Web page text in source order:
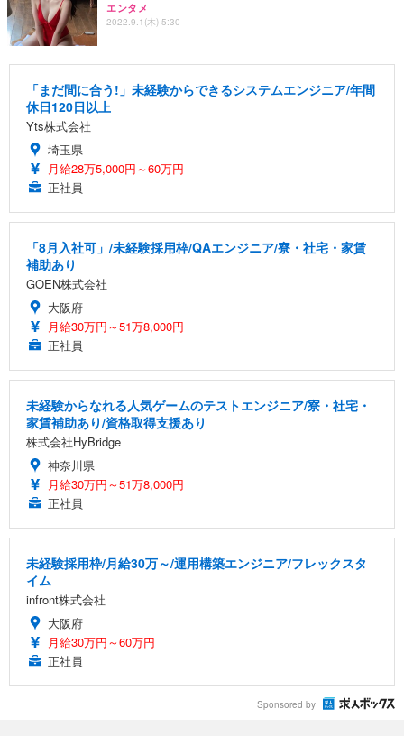
エンタメ
2022.9.1(木) 5:30
「まだ間に合う!」未経験からできるシステムエンジニア/年間
休日120日以上
Yts株式会社
埼玉県
月給28万5,000円～60万円
正社員
「8月入社可」/未経験採用枠/QAエンジニア/寮・社宅・家賃
補助あり
GOEN株式会社
大阪府
月給30万円～51万8,000円
正社員
未経験からなれる人気ゲームのテストエンジニア/寮・社宅・
家賃補助あり/資格取得支援あり
株式会社HyBridge
神奈川県
月給30万円～51万8,000円
正社員
未経験採用枠/月給30万～/運用構築エンジニア/フレックスタ
イム
infront株式会社
大阪府
月給30万円～60万円
正社員
Sponsored by